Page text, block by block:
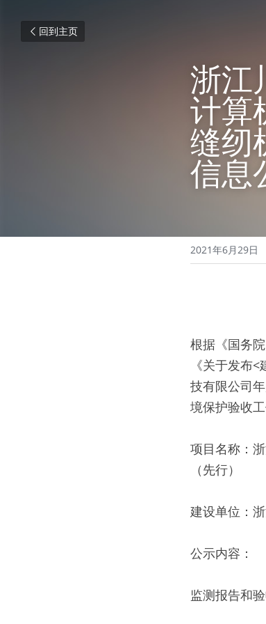
回到主页
浙江
计算
缝纫
信息
2021年6月29日
根据《国务
《关于发布
技有限公司
境保护验收
项目名称：
（先行）
建设单位：
公示内容：
监测报告和